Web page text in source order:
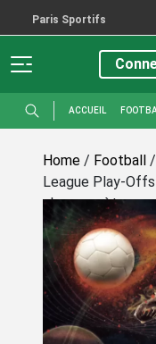
Paris Sportifs
ACCUEIL
Home / Football /
League Play-
chaque mètre